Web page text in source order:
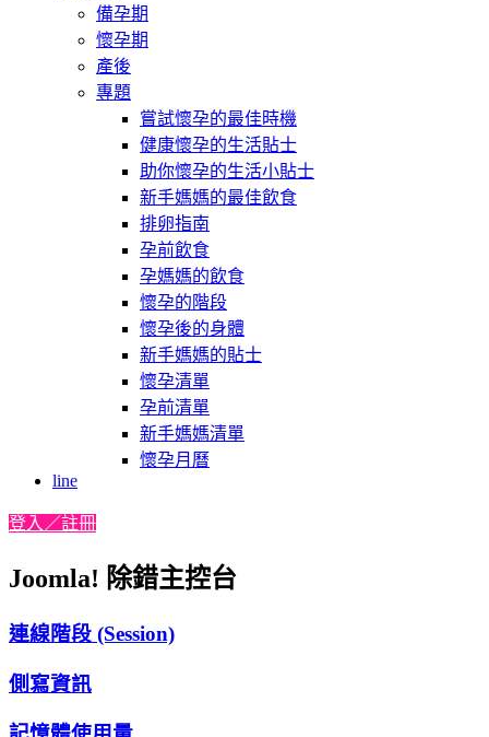
備孕期
懷孕期
產後
專題
嘗試懷孕的最佳時機
健康懷孕的生活貼士
助你懷孕的生活小貼士
新手媽媽的最佳飲食
排卵指南
孕前飲食
孕媽媽的飲食
懷孕的階段
懷孕後的身體
新手媽媽的貼士
懷孕清單
孕前清單
新手媽媽清單
懷孕月曆
line
登入／註冊
Joomla! 除錯主控台
連線階段 (Session)
側寫資訊